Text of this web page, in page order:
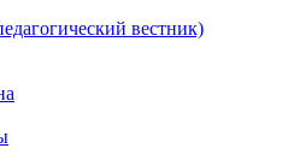
вестник)